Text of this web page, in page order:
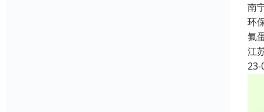
南
环
氟
江
23-